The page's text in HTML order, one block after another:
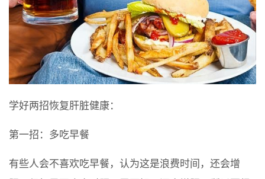
学好两招恢复肝脏健康：
第一招：多吃早餐
有些人会不喜欢吃早餐，认为这是浪费时间，还会增